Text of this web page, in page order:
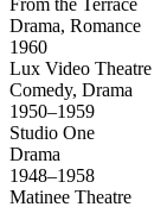
From the Terrace
Drama, Romance
1960
Lux Video Theatre
Comedy, Drama
1950–1959
Studio One
Drama
1948–1958
Matinee Theatre